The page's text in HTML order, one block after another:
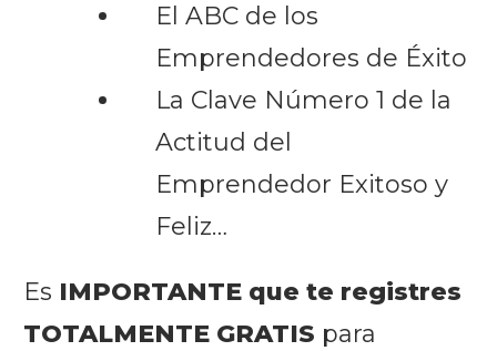
El ABC de los
Emprendedores de Éxito
La Clave Número 1 de la
Actitud del
Emprendedor Exitoso y
Feliz…
Es IMPORTANTE que te registres
TOTALMENTE GRATIS para